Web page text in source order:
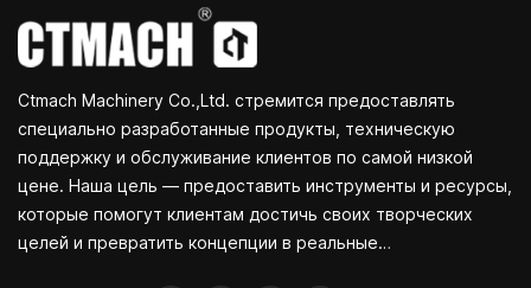
Ctmach Machinery Co.,Ltd. стремится предоставлять
специально разработанные продукты, техническую
поддержку и обслуживание клиентов по самой низкой
цене. Наша цель — предоставить инструменты и ресурсы,
которые помогут клиентам достичь своих творческих
целей и превратить концепции в реальные